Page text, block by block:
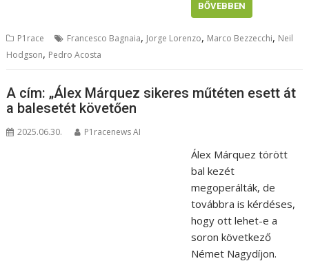
BŐVEBBEN
P1race Francesco Bagnaia, Jorge Lorenzo, Marco Bezzecchi, Neil
Hodgson, Pedro Acosta
A cím: „Álex Márquez sikeres műtéten esett át
a balesetét követően
2025.06.30. P1racenews AI
Álex Márquez törött
bal kezét
megoperálták, de
továbbra is kérdéses,
hogy ott lehet-e a
soron következő
Német Nagydíjon.